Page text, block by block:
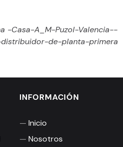
INFORMACIÓN
Inicio
Nosotros